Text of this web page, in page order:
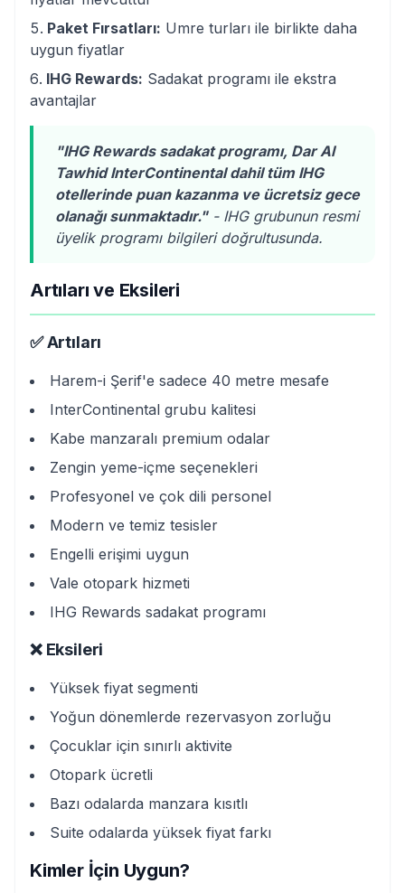
Paket Fırsatları: Umre turları ile birlikte daha
uygun fiyatlar
IHG Rewards: Sadakat programı ile ekstra
avantajlar
"IHG Rewards sadakat programı, Dar Al
Tawhid InterContinental dahil tüm IHG
otellerinde puan kazanma ve ücretsiz gece
olanağı sunmaktadır."- IHG grubunun resmi
üyelik programı bilgileri doğrultusunda.
Artıları ve Eksileri
✅ Artıları
Harem-i Şerif'e sadece 40 metre mesafe
InterContinental grubu kalitesi
Kabe manzaralı premium odalar
Zengin yeme-içme seçenekleri
Profesyonel ve çok dili personel
Modern ve temiz tesisler
Engelli erişimi uygun
Vale otopark hizmeti
IHG Rewards sadakat programı
❌ Eksileri
Yüksek fiyat segmenti
Yoğun dönemlerde rezervasyon zorluğu
Çocuklar için sınırlı aktivite
Otopark ücretli
Bazı odalarda manzara kısıtlı
Suite odalarda yüksek fiyat farkı
Kimler İçin Uygun?